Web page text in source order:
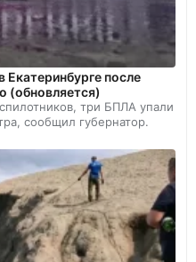
Екатеринбурге после
(обновляется)
три БПЛА упали
сообщил губернатор.